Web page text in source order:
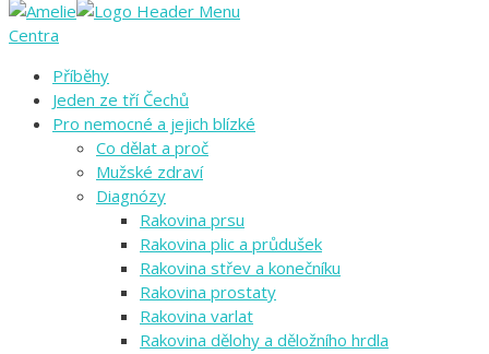
Centra
Příběhy
Jeden ze tří Čechů
Pro nemocné a jejich blízké
Co dělat a proč
Mužské zdraví
Diagnózy
Rakovina prsu
Rakovina plic a průdušek
Rakovina střev a konečníku
Rakovina prostaty
Rakovina varlat
Rakovina dělohy a děložního hrdla